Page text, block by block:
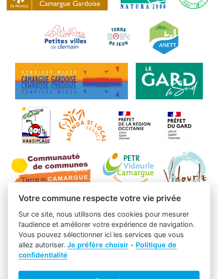
Votre commune respecte votre vie privée
Sur ce site, nous utilisons des cookies pour mesurer
l’audience et améliorer votre expérience de navigation.
Vous pouvez sélectionner ici les services que vous
allez autoriser.Je préfère choisir - Politique de
confidentialité